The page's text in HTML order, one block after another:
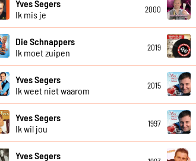
Yves Segers
Ik mis je
2000
Die Schnappers
Ik moet zuipen
2019
Yves Segers
Ik weet niet waarom
2015
Yves Segers
Ik wil jou
1997
Yves Segers